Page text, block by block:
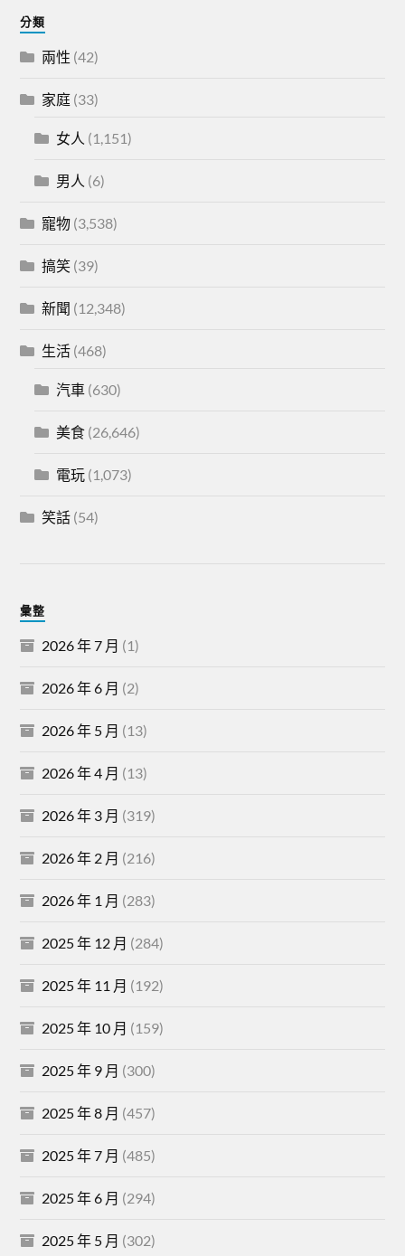
分類
兩性 (42)
家庭 (33)
女人 (1,151)
男人 (6)
寵物 (3,538)
搞笑 (39)
新聞 (12,348)
生活 (468)
汽車 (630)
美食 (26,646)
電玩 (1,073)
笑話 (54)
彙整
2026 年 7 月 (1)
2026 年 6 月 (2)
2026 年 5 月 (13)
2026 年 4 月 (13)
2026 年 3 月 (319)
2026 年 2 月 (216)
2026 年 1 月 (283)
2025 年 12 月 (284)
2025 年 11 月 (192)
2025 年 10 月 (159)
2025 年 9 月 (300)
2025 年 8 月 (457)
2025 年 7 月 (485)
2025 年 6 月 (294)
2025 年 5 月 (302)